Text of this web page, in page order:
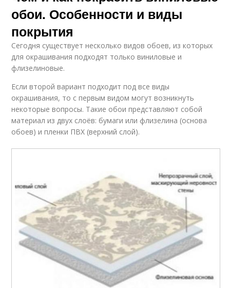
обои. Особенности и виды
покрытия
Сегодня существует несколько видов обоев, из которых
для окрашивания подходят только виниловые и
флизелиновые.
Если второй вариант подходит под все виды
окрашивания, то с первым видом могут возникнуть
некоторые вопросы. Такие обои представляют собой
материал из двух слоёв: бумаги или флизелина (основа
обоев) и пленки ПВХ (верхний слой).